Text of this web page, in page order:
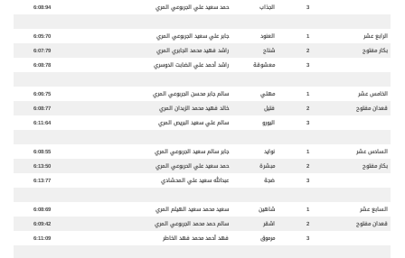
3
الجذاب حمد سعيد علي الجربوعي المري 6:08:94
الرابع عشر 1 العنود جابر علي سعيد الجربوعي المري
6:05:70
بكار مفتوح
2 شناح راشد فهيد محمد الجابري المري
6:07:79
3
معشوقة راشد أحمد علي الضابت الدوسري 6:08:78
الخامس عشر 1 مهلي سالم جابر محسن الجربوعي المري
6:06:75
قعدان مفتوح
2 فتيل خالد فهيد محمد الزبدان المري
6:08:77
3
اليورو سالم علي سعيد البريص المري 6:11:64
السادس عشر 1 نوايد جابر سالم سعيد الجربوعي المري
6:08:55
بكار مفتوح
2 مبشرة حمد سعيد علي الحربوعي المري
6:13:50
3
ضجة عبدالله سعيد علي المحشادي 6:13:77
السابع عشر 1 شاهين سعيد محمد سعيد الهيلم المري
6:08:69
قعدان مفتوح
2 اشقر سالم حمد محمد الجربوعي المري
6:09:42
3
مرموق فهد أحمد محمد فهد الخاطر 6:11:09